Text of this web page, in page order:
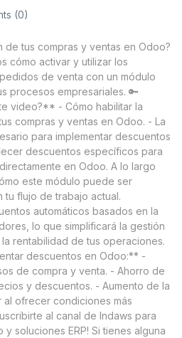
(0)
de tus compras y ventas en Odoo?
cómo activar y utilizar los
de venta con un módulo
procesos empresariales. 🔑
video?** - Cómo habilitar la
compras y ventas en Odoo. - La
para implementar descuentos
descuentos específicos para
en Odoo. A lo largo
este módulo puede ser
tu flujo de trabajo actual.
automáticos basados en la
lo que simplificará la gestión
rentabilidad de tus operaciones.
descuentos en Odoo:** -
de compra y venta. - Ahorro de
y descuentos. - Aumento de la
ofrecer condiciones más
al canal de Indaws para
soluciones ERP! Si tienes alguna